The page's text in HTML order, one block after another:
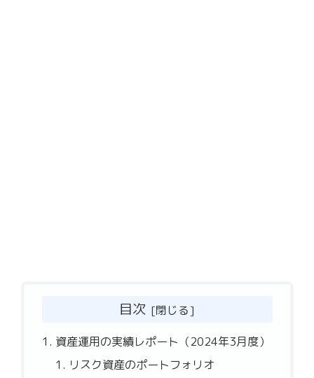
目次
資産運用の実績レポート（2024年3月度）
リスク資産のポートフォリオ